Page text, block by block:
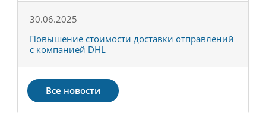
30.06.2025
Повышение стоимости доставки отправлений
с компанией DHL
Все новости